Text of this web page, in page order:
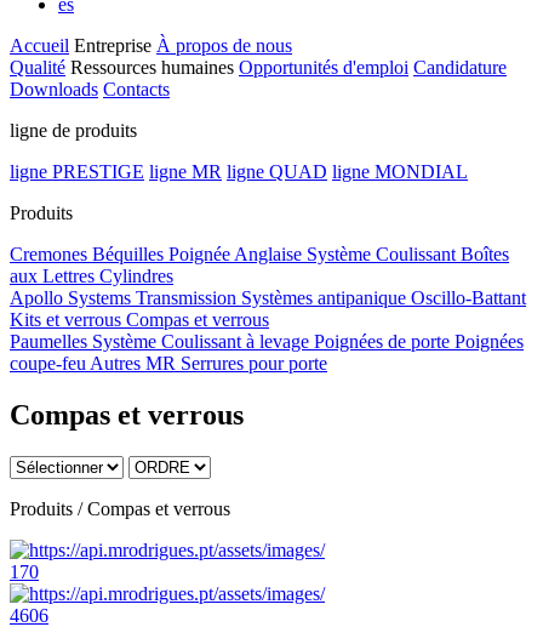
es
Accueil Entreprise À propos de nous
Qualité Ressources humaines Opportunités d'emploi Candidature
Downloads Contacts
ligne de produits
ligne PRESTIGE ligne MR ligne QUAD ligne MONDIAL
Produits
Cremones Béquilles Poignée Anglaise Système Coulissant Boîtes
aux Lettres Cylindres
Apollo Systems Transmission Systèmes antipanique Oscillo-Battant
Kits et verrous Compas et verrous
Paumelles Système Coulissant à levage Poignées de porte Poignées
coupe-feu Autres MR Serrures pour porte
Compas et verrous
Produits / Compas et verrous
170
4606